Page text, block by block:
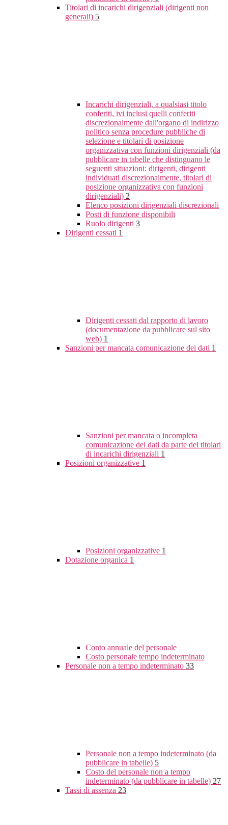
Titolari di incarichi dirigenziali (dirigenti non
generali) 5
Incarichi dirigenziali, a qualsiasi titolo
conferiti, ivi inclusi quelli conferiti
discrezionalmente dall'organo di indirizzo
politico senza procedure pubbliche di
selezione e titolari di posizione
organizzativa con funzioni dirigenziali (da
pubblicare in tabelle che distinguano le
seguenti situazioni: dirigenti, dirigenti
individuati discrezionalmente, titolari di
posizione organizzativa con funzioni
dirigenziali) 2
Elenco posizioni dirigenziali discrezionali
Posti di funzione disponibili
Ruolo dirigenti 3
Dirigenti cessati 1
Dirigenti cessati dal rapporto di lavoro
(documentazione da pubblicare sul sito
web) 1
Sanzioni per mancata comunicazione dei dati 1
Sanzioni per mancata o incompleta
comunicazione dei dati da parte dei titolari
di incarichi dirigenziali 1
Posizioni organizzative 1
Posizioni organizzative 1
Dotazione organica 1
Conto annuale del personale
Costo personale tempo indeterminato
Personale non a tempo indeterminato 33
Personale non a tempo indeterminato (da
pubblicare in tabelle) 5
Costo del personale non a tempo
indeterminato (da pubblicare in tabelle) 27
Tassi di assenza 23